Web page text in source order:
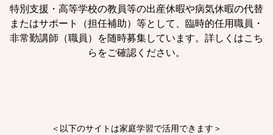
特別支援・高等学校の教員等の出産休暇や病気休暇の代替
またはサポート（担任補助）等として、臨時的任用職員・
非常勤講師（職員）を随時募集しています。詳しくはこち
らをご確認ください。
＜以下のサイトは家庭学習で活用できます＞